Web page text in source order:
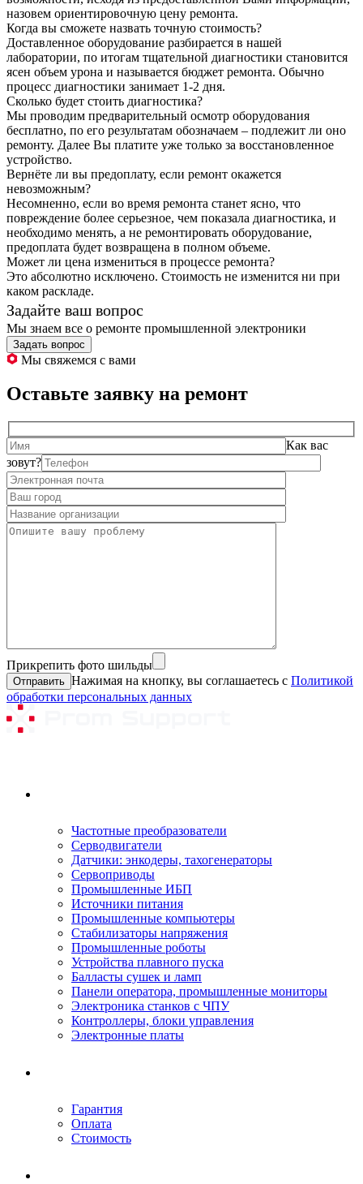
назовем ориентировочную цену ремонта.
Когда вы сможете назвать точную стоимость?
Доставленное оборудование разбирается в нашей
лаборатории, по итогам тщательной диагностики становится
ясен объем урона и называется бюджет ремонта. Обычно
процесс диагностики занимает 1-2 дня.
Сколько будет стоить диагностика?
Мы проводим предварительный осмотр оборудования
бесплатно, по его результатам обозначаем – подлежит ли оно
ремонту. Далее Вы платите уже только за восстановленное
устройство.
Вернёте ли вы предоплату, если ремонт окажется
невозможным?
Несомненно, если во время ремонта станет ясно, что
повреждение более серьезное, чем показала диагностика, и
необходимо менять, а не ремонтировать оборудование,
предоплата будет возвращена в полном объеме.
Может ли цена измениться в процессе ремонта?
Это абсолютно исключено. Стоимость не изменится ни при
каком раскладе.
Задайте ваш вопрос
Мы знаем все о ремонте промышленной электроники
Задать вопрос
Мы свяжемся с вами
Оставьте заявку на ремонт
Как вас
зовут?
Прикрепить фото шильды
Нажимая на кнопку, вы соглашаетесь с Политикой
обработки персональных данных
Частотные преобразователи
Серводвигатели
Датчики: энкодеры, тахогенераторы
Сервоприводы
Промышленные ИБП
Источники питания
Промышленные компьютеры
Стабилизаторы напряжения
Промышленные роботы
Устройства плавного пуска
Балласты сушек и ламп
Панели оператора, промышленные мониторы
Электроника станков с ЧПУ
Контроллеры, блоки управления
Электронные платы
Гарантия
Оплата
Стоимость